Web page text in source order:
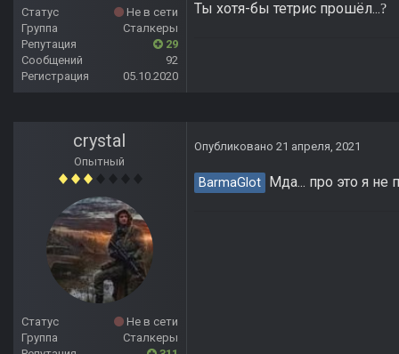
Статус
Не в сети
Группа
Сталкеры
Репутация
29
Сообщений
92
Регистрация
05.10.2020
Ты хотя-бы тетрис прошёл...?
crystal
Опытный
Статус
Не в сети
Группа
Сталкеры
Опубликовано 21 апреля, 2021
BarmaGlot Мда... про это я не